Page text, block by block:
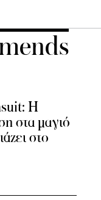
Η
στα μαγιό
στο